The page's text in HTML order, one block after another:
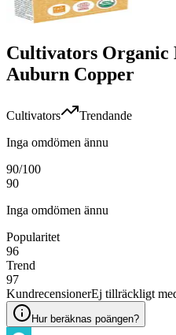
Cultivators
Auburn Copper
Cultivators
Trendande
Inga omdömen ännu
90/100
90
Inga omdömen ännu
Popularitet
96
Trend
97
KundrecensionerEj tillräckligt
Hur beräknas poängen?